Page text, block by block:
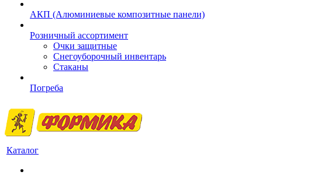
АКП (Алюминиевые композитные панели)
Розничный ассортимент
Очки защитные
Снегоуборочный инвентарь
Стаканы
Погреба
Каталог